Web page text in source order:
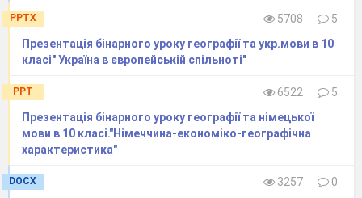
обробна промисловість
сфера послуг
Територія США складається із:
48 штатів і федерального округу
49 штатів
48 штатів
50 штатів і федерального округу
Економічне життя США сконцентровано у
районах:
центральних і західних
приозерних і приокеанських
PPTX 5708
5
Презентація бінарного уроку географії та укр.мови в 10
класі" Україна в європейській спільноті"
PPT 6522
5
Презентація бінарного уроку географії та німецької
мови в 10 класі."Німеччина-економіко-географічна
характеристика"
DOCX 3257
0